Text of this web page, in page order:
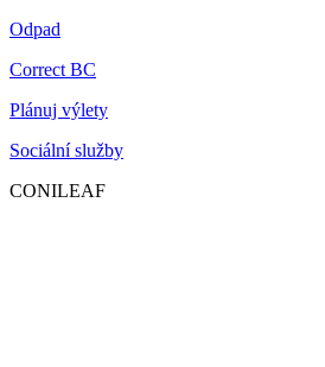
Odpad
Correct BC
Plánuj výlety
Sociální služby
CONILEAF